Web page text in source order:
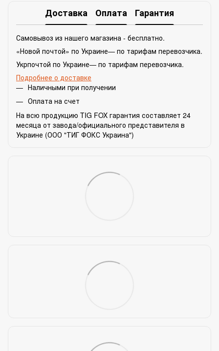
Доставка Оплата Гарантия
Самовывоз из нашего магазина - бесплатно.
«Новой почтой» по Украине— по тарифам перевозчика.
Укрпочтой по Украине— по тарифам перевозчика.
Подробнее о доставке
Наличными при получении
Оплата на счет
На всю продукцию TIG FOX гарантия составляет 24
месяца от завода/официального представителя в
Украине (ООО "ТИГ ФОКС Украина")